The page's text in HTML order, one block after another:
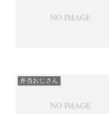
弁当おじさん